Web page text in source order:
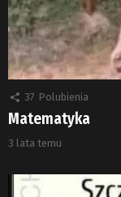
37 Polubienia
Matematyka
3 lata temu